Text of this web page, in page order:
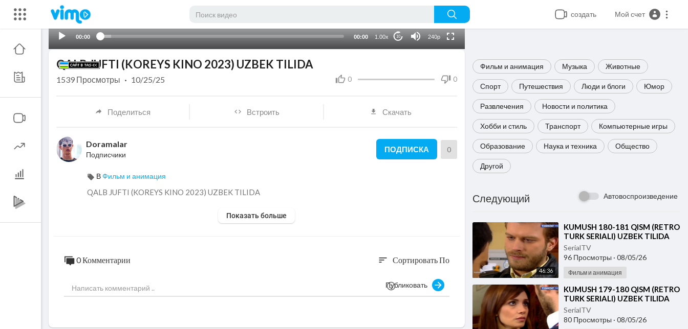
создать Мой счет
00:00 00:00 1.00x 10 240p
Фильм и анимация Музыка Животные
Спорт Путешествия Люди и блоги Юмор
Развлечения Новости и политика
Хобби и стиль Транспорт Компьютерные игры
Образование Наука и техника Общество
Другой
Следующий Автовоспроизведение
46:36
⁣KUMUSH 180-181 QISM (RETRO
TURK SERIALI) UZBEK TILIDA
SerialTV
96 Просмотры · 08/05/26
Фильм и анимация
⁣KUMUSH 179-180 QISM (RETRO
TURK SERIALI) UZBEK TILIDA
SerialTV
80 Просмотры · 08/05/26
QALB JUFTI (KOREYS KINO 2023) UZBEK TILIDA
0 0
1539 Просмотры · 10/25/25
Поделиться Встроить Скачать
Doramalar
Подписчики
ПОДПИСКА 0
ВФильм и анимация
⁣QALB JUFTI (KOREYS KINO 2023) UZBEK TILIDA
Показать больше
0 Комментарии sort Сортировать По
Публиковать